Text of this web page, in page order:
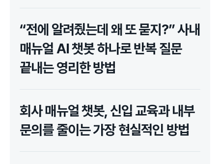
“전에 알려줬는데 왜 또 묻지?” 사내
매뉴얼 AI 챗봇 하나로 반복 질문
끝내는 영리한 방법
회사 매뉴얼 챗봇, 신입 교육과 내부
문의를 줄이는 가장 현실적인 방법